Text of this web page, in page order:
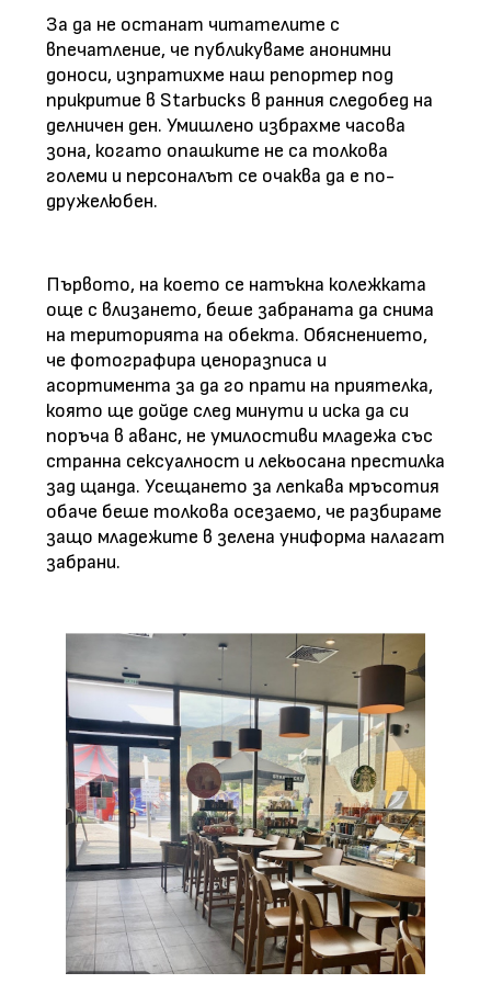
За да не останат читателите с
впечатление, че публикуваме анонимни
доноси, изпратихме наш репортер под
прикритие в Starbucks в ранния следобед на
делничен ден. Умишлено избрахме часова
зона, когато опашките не са толкова
големи и персоналът се очаква да е по-
дружелюбен.
Първото, на което се натъкна колежката
още с влизането, беше забраната да снима
на територията на обекта. Обяснението,
че фотографира ценоразписа и
асортимента за да го прати на приятелка,
която ще дойде след минути и иска да си
поръча в аванс, не умилостиви младежа със
странна сексуалност и лекьосана престилка
зад щанда. Усещането за лепкава мръсотия
обаче беше толкова осезаемо, че разбираме
защо младежите в зелена униформа налагат
забрани.